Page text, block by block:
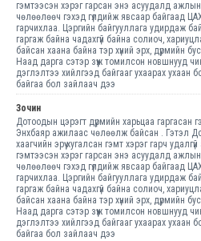
гэмтээсэн хэрэг гарсан энэ асуудалд
чөлөөлөөч гэхэд гүлдийж явсаар байгаад
гарчихлаа. Цэргийн байгууллага удирдаж
гаргаж байна чадахгүй байна солиоч,
байсан хаана байна тэр хүний эрх, дүрмийн
Наад дарга сэтэр зүүж томилсон новшнууд
дэглэлтээ хийлгээд байгааг ухаарах ухаан
байгаа бол зайлаач дээ
Зочин
Дотоодын цэрэгт дүрмийн харьцаа
Энхбаяр ажилаас чөлөөлж байсан . Гэтэл
хаагчийн эрүү хугалсан гэмт хэрэг гарч
гэмтээсэн хэрэг гарсан энэ асуудалд
чөлөөлөөч гэхэд гүлдийж явсаар байгаад
гарчихлаа. Цэргийн байгууллага удирдаж
гаргаж байна чадахгүй байна солиоч,
байсан хаана байна тэр хүний эрх, дүрмийн
Наад дарга сэтэр зүүж томилсон новшнууд
дэглэлтээ хийлгээд байгааг ухаарах ухаан
байгаа бол зайлаач дээ